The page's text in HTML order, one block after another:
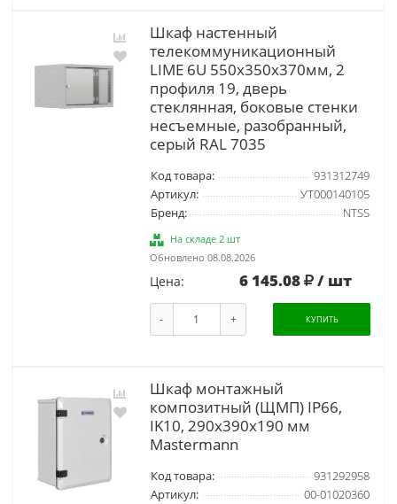
Шкаф настенный
телекоммуникационный
LIME 6U 550х350х370мм, 2
профиля 19, дверь
стеклянная, боковые стенки
несъемные, разобранный,
серый RAL 7035
Код товара:
931312749
Артикул:
УТ000140105
Бренд:
NTSS
На складе 2 шт
Обновлено 08.08.2026
Цена: 6 145.08 / шт
- + КУПИТЬ
Шкаф монтажный
композитный (ЩМП) IP66,
IK10, 290x390x190 мм
Mastermann
Код товара:
931292958
Артикул:
00-01020360